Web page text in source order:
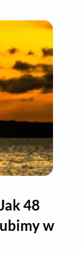
48
w